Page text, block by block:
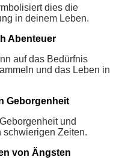
dies die
in deinem Leben.
Abenteuer
auf das Bedürfnis
und das Leben in
Geborgenheit
und
schwierigen Zeiten.
von Ängsten